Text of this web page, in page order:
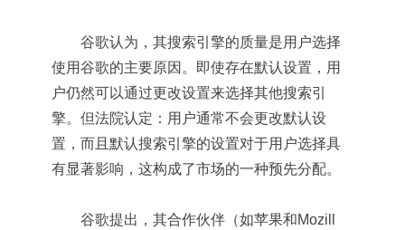
谷歌认为，其搜索引擎的质量是用户选择
使用谷歌的主要原因。即使存在默认设置，用
户仍然可以通过更改设置来选择其他搜索引
擎。但法院认定：用户通常不会更改默认设
置，而且默认搜索引擎的设置对于用户选择具
有显著影响，这构成了市场的一种预先分配。
谷歌提出，其合作伙伴（如苹果和Mozill